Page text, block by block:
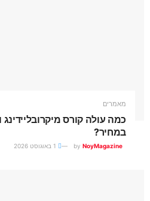
מאמרים
כמה עולה קורס מיקרובליידינג
במחיר?
by NoyMagazine